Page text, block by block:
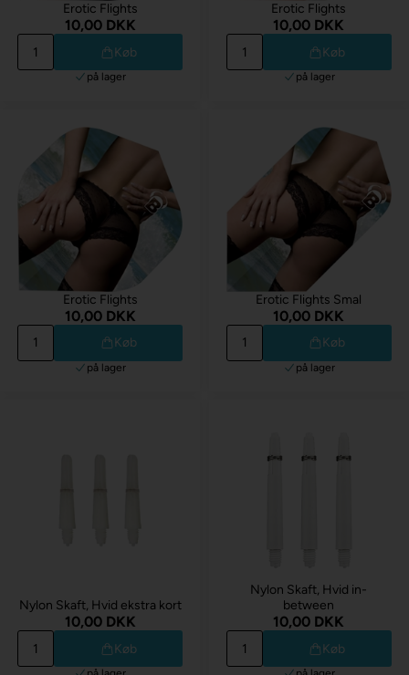
Erotic Flights
10,00 DKK
Køb
på lager
Erotic Flights
10,00 DKK
Køb
på lager
Erotic Flights
10,00 DKK
Køb
på lager
Erotic Flights Smal
10,00 DKK
Køb
på lager
Nylon Skaft, Hvid ekstra kort
10,00 DKK
Køb
Nylon Skaft, Hvid in-
between
10,00 DKK
Køb